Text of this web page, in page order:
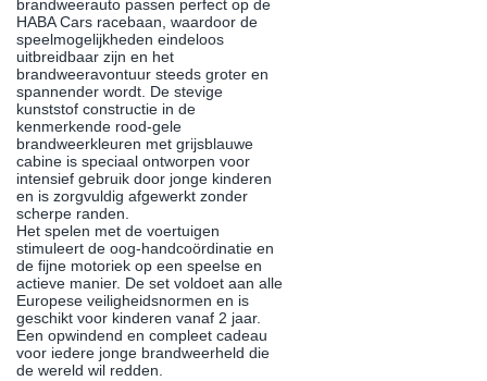
brandweerauto passen perfect op de
HABA Cars racebaan, waardoor de
speelmogelijkheden eindeloos
uitbreidbaar zijn en het
brandweeravontuur steeds groter en
spannender wordt. De stevige
kunststof constructie in de
kenmerkende rood-gele
brandweerkleuren met grijsblauwe
cabine is speciaal ontworpen voor
intensief gebruik door jonge kinderen
en is zorgvuldig afgewerkt zonder
scherpe randen.
Het spelen met de voertuigen
stimuleert de oog-handcoördinatie en
de fijne motoriek op een speelse en
actieve manier. De set voldoet aan alle
Europese veiligheidsnormen en is
geschikt voor kinderen vanaf 2 jaar.
Een opwindend en compleet cadeau
voor iedere jonge brandweerheld die
de wereld wil redden.